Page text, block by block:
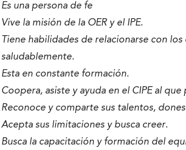
Es una persona de fe
Vive la misión de la OER y el IPE.
Tiene habilidades de relacionarse con
saludablemente.
Esta en constante formación.
Coopera, asiste y ayuda en el CIPE al que
Reconoce y comparte sus talentos, dones
Acepta sus limitaciones y busca creer.
Busca la capacitación y formación del